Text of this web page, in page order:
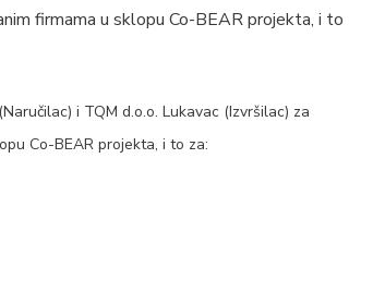
firmama u sklopu Co-BEAR projekta, i to
i TQM d.o.o. Lukavac (Izvršilac) za
Co-BEAR projekta, i to za: